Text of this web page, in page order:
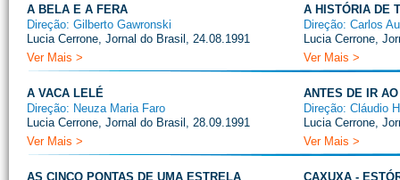
A BELA E A FERA
Direção: Gilberto Gawronski
Lucia Cerrone, Jornal do Brasil, 24.08.1991
Ver Mais >
A HISTÓRIA DE
Direção: Carlos
Lucia Cerrone,
Ver Mais >
A VACA LELÉ
Direção: Neuza Maria Faro
Lucia Cerrone, Jornal do Brasil, 28.09.1991
Ver Mais >
ANTES DE IR
Direção: Cláudio
Lucia Cerrone,
Ver Mais >
AS CINCO PONTAS DE UMA ESTRELA
CAXUXA -